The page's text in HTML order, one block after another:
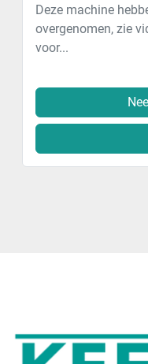
Deze machine
overgenomen, zie
voor...